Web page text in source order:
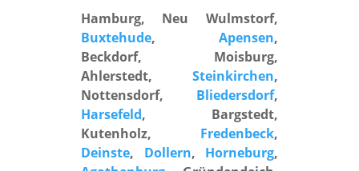
Hamburg, Neu Wulmstorf,
Buxtehude,Apensen,
Beckdorf, Moisburg,
Ahlerstedt,Steinkirchen,
Nottensdorf, Bliedersdorf,
Harsefeld, Bargstedt,
Kutenholz, Fredenbeck,
Deinste, Dollern, Horneburg,